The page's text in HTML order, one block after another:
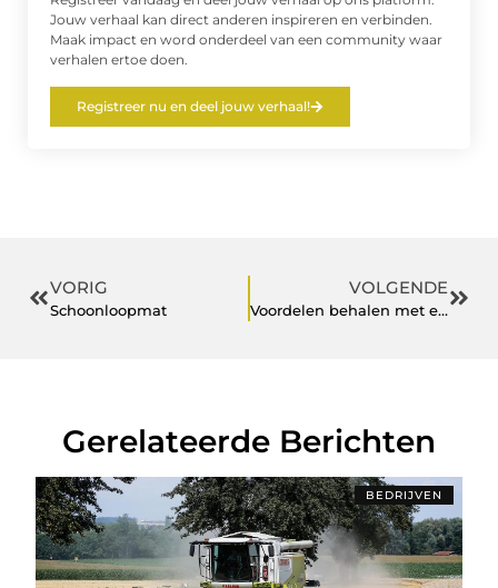
Jouw verhaal kan direct anderen inspireren en verbinden.
Maak impact en word onderdeel van een community waar
verhalen ertoe doen.
Registreer nu en deel jouw verhaal!
VORIG
Schoonloopmat
VOLGENDE
Voordelen behalen met een briketteerpers
Gerelateerde Berichten
BEDRIJVEN